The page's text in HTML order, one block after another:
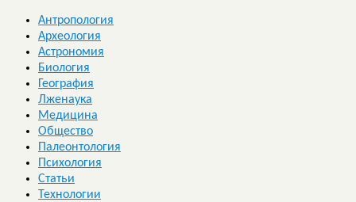
Антропология
Археология
Астрономия
Биология
География
Лженаука
Медицина
Общество
Палеонтология
Психология
Статьи
Технологии